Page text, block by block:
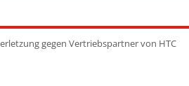
gegen Vertriebspartner von HTC